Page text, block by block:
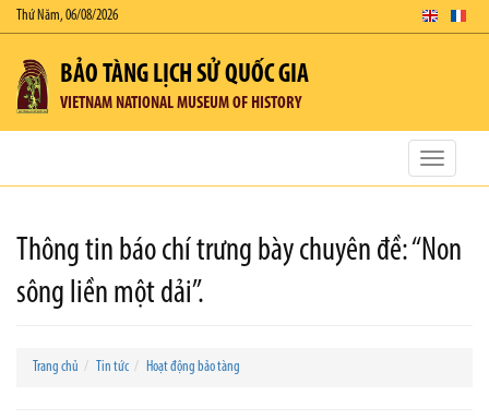
Thứ Năm, 06/08/2026
BẢO TÀNG LỊCH SỬ QUỐC GIA
VIETNAM NATIONAL MUSEUM OF HISTORY
Toggle
Thông tin báo chí trưng bày chuyên đề: “Non
sông liền một dải”.
Trang chủ Tin tức Hoạt động bảo tàng